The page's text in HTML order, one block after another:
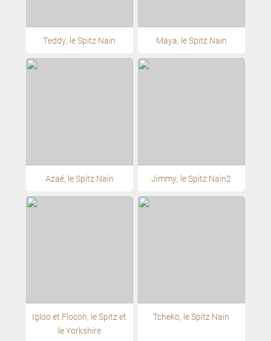
Teddy, le Spitz Nain Maya, le Spitz Nain
Azaé, le Spitz Nain Jimmy, le Spitz Nain2
Igloo et Flocon, le Spitz et
le Yorkshire
Tcheko, le Spitz Nain